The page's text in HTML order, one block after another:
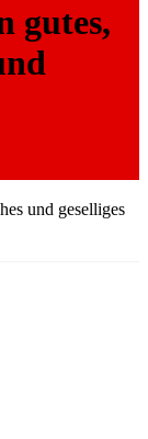
gutes,
und geselliges